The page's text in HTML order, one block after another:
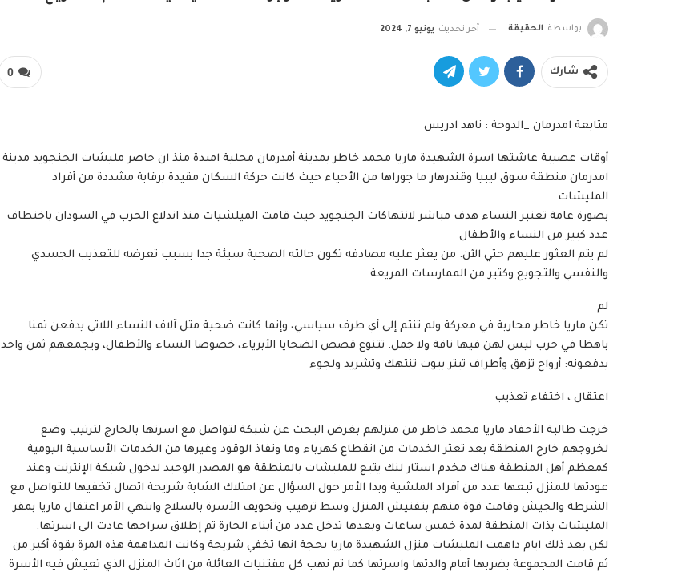
بواسطة الحقيقة آخر تحديث يونيو 7, 2024
0 شارك
متابعة امدرمان _الدوحة : ناهد ادريس
أوقات عصيبة عاشتها اسرة الشهيدة ماريا محمد خاطر بمدينة أمدرمان محلية امبدة منذ ان حاصر مليشات الجنجويد مدينة
امدرمان منطقة سوق ليبيا وقندرهار ما جوراها من الأحياء حيث كانت حركة السكان مقيدة برقابة مشددة من أفراد
المليشات.
بصورة عامة تعتبر النساء هدف مباشر لانتهاكات الجنجويد حيث قامت الميلشيات منذ اندلاع الحرب في السودان باختطاف
عدد كبير من النساء والأطفال
لم يتم العثور عليهم حتي الآن. من يعثر عليه مصادفه تكون حالته الصحية سيئة جدا بسبب تعرضه للتعذيب الجسدي
والنفسي والتجويع وكثير من الممارسات المريعة .
لم
تكن ماريا خاطر محاربة في معركة ولم تنتم إلى أي طرف سياسي، وإنما كانت ضحية مثل آلاف النساء اللاتي يدفعن ثمنا
باهظا في حرب ليس لهن فيها ناقة ولا جمل. تتنوع قصص الضحايا الأبرياء، خصوصا النساء والأطفال، ويجمعهم ثمن واحد
يدفعونه: أرواح تزهق وأطراف تبتر بيوت تنتهك وتشريد ولجوء
اعتقال ، اختفاء تعذيب
خرجت طالبة الأحفاد ماريا محمد خاطر من منزلهم بغرض البحث عن شبكة لتواصل مع اسرتها بالخارج لترتيب وضع
لخروجهم خارج المنطقة بعد تعثر الخدمات من انقطاع كهرباء وما ونفاذ الوقود وغيرها من الخدمات الأساسية اليومية
كمعظم أهل المنطقة هناك مخدم استار لنك يتبع للمليشات بالمنطقة هو المصدر الوحيد لدخول شبكة الإنترنت وعند
عودتها للمنزل تبعها عدد من أفراد الملشية وبدا الأمر حول السؤال عن امتلاك الشابة شريحة اتصال تخفيها للتواصل مع
الشرطة والجيش وقامت قوة منهم بتفتيش المنزل وسط ترهيب وتخويف الأسرة بالسلاح وانتهي الأمر اعتقال ماريا بمقر
المليشات بذات المنطقة لمدة خمس ساعات وبعدها تدخل عدد من أبناء الحارة تم إطلاق سراحها عادت الى اسرتها.
لكن بعد ذلك ايام داهمت المليشات منزل الشهيدة ماريا بحجة انها تخفي شريحة وكانت المداهمة هذه المرة بقوة أكبر من
ثم قامت المجموعة بضربها أمام والدتها واسرتها كما تم نهب كل مقتنيات العائلة من اثاث المنزل الذي تعيش فيه الأسرة